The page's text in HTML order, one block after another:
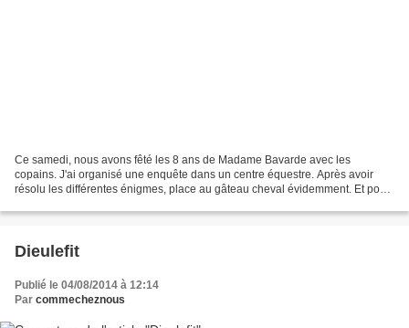
Ce samedi, nous avons fêté les 8 ans de Madame Bavarde avec les
copains. J'ai organisé une enquête dans un centre équestre. Après avoir
résolu les différentes énigmes, place au gâteau cheval évidemment. Et pour
Dieulefit
Publié le 04/08/2014 à 12:14
Par commecheznous